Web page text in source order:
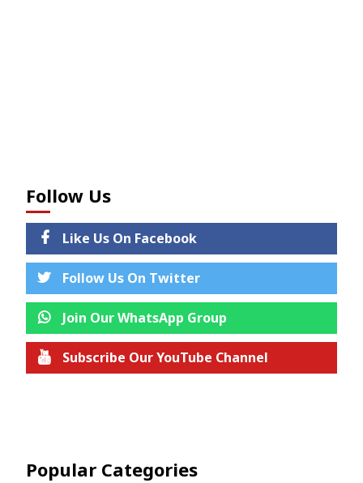
Follow Us
Like Us On Facebook
Follow Us On Twitter
Join Our WhatsApp Group
Subscribe Our YouTube Channel
Popular Categories